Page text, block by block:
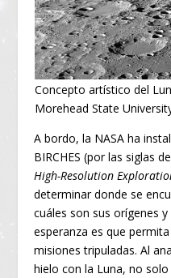
Concepto artístico del
Morehead State
A bordo, la NASA ha
BIRCHES (por las siglas de
High-Resolution
determinar donde se
cuáles son sus orígenes
esperanza es que
misiones tripuladas. Al
hielo con la Luna, no